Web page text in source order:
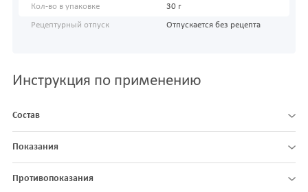
Кол-во в упаковке 30 г
Рецептурный отпуск Отпускается без рецепта
Инструкция по применению
Состав
Показания
Противопоказания